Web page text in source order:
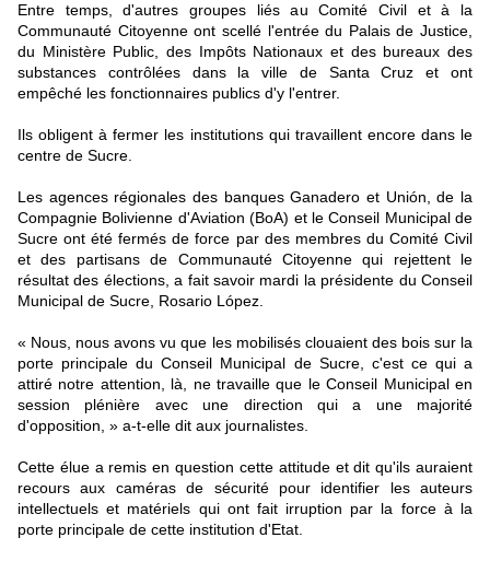
Entre temps, d'autres groupes liés au Comité Civil et à la
Communauté Citoyenne ont scellé l'entrée du Palais de Justice,
du Ministère Public, des Impôts Nationaux et des bureaux des
substances contrôlées dans la ville de Santa Cruz et ont
empêché les fonctionnaires publics d'y l'entrer.
Ils obligent à fermer les institutions qui travaillent encore dans le
centre de Sucre.
Les agences régionales des banques Ganadero et Unión, de la
Compagnie Bolivienne d'Aviation (BoA) et le Conseil Municipal de
Sucre ont été fermés de force par des membres du Comité Civil
et des partisans de Communauté Citoyenne qui rejettent le
résultat des élections, a fait savoir mardi la présidente du Conseil
Municipal de Sucre, Rosario López.
« Nous, nous avons vu que les mobilisés clouaient des bois sur la
porte principale du Conseil Municipal de Sucre, c'est ce qui a
attiré notre attention, là, ne travaille que le Conseil Municipal en
session plénière avec une direction qui a une majorité
d'opposition, » a-t-elle dit aux journalistes.
Cette élue a remis en question cette attitude et dit qu'ils auraient
recours aux caméras de sécurité pour identifier les auteurs
intellectuels et matériels qui ont fait irruption par la force à la
porte principale de cette institution d'Etat.